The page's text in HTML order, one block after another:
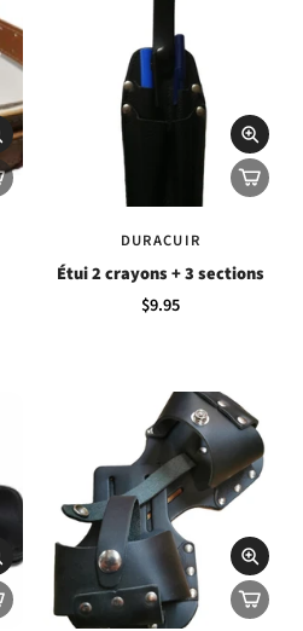
DURACUIR
Étui 2 crayons + 3 sections
$9.95